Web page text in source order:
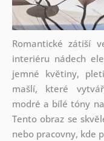
Romantické zátiší
interiéru nádech
jemné květiny,
mašlí, které
modré a bílé tóny
Tento obraz se
nebo pracovny, kde